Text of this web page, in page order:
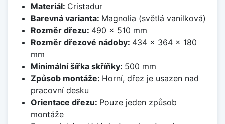
Materiál: Cristadur
Barevná varianta: Magnolia (světlá vanilková)
Rozměr dřezu: 490 x 510 mm
Rozměr dřezové nádoby: 434 x 364 x 180
mm
Minimální šířka skříňky: 500 mm
Způsob montáže: Horní, dřez je usazen nad
pracovní desku
Orientace dřezu: Pouze jeden způsob
montáže